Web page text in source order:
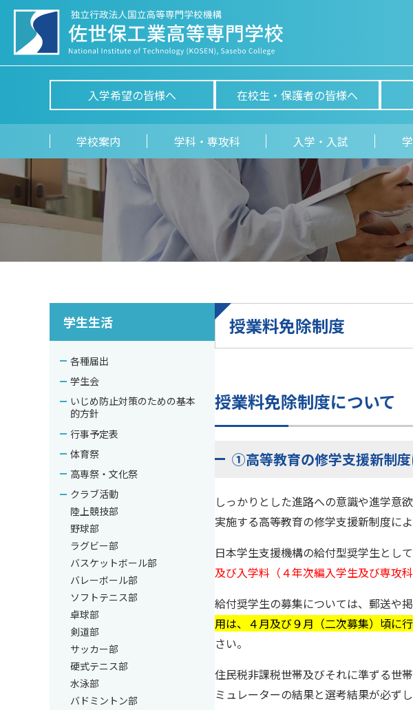
入学希望の皆様へ 在校生・保護者の皆様へ
学校案内 学科・専攻科 入学・入試
授業料免除制度
授業料免除制度について
①高等教育の修学支援新制度
しっかりとした進路への意識や進学意
実施する高等教育の修学支援新制度に
日本学生支援機構の給付型奨学生とし
及び入学料（４年次編入学生及び専攻
給付奨学生の募集については、郵送や
用は、４月及び９月（二次募集）頃に
さい。
住民税非課税世帯及びそれに準ずる世帯
ミュレーターの結果と選考結果が必ず
学生生活
各種届出
学生会
いじめ防止対策のための基本
的方針
行事予定表
体育祭
高専祭・文化祭
クラブ活動
陸上競技部
野球部
ラグビー部
バスケットボール部
バレーボール部
ソフトテニス部
卓球部
剣道部
サッカー部
硬式テニス部
水泳部
バドミントン部